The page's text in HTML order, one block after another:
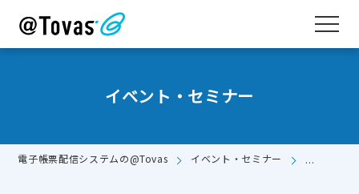
イベント・セミナー
電子帳票配信システムの@Tovas イベント・セミナー